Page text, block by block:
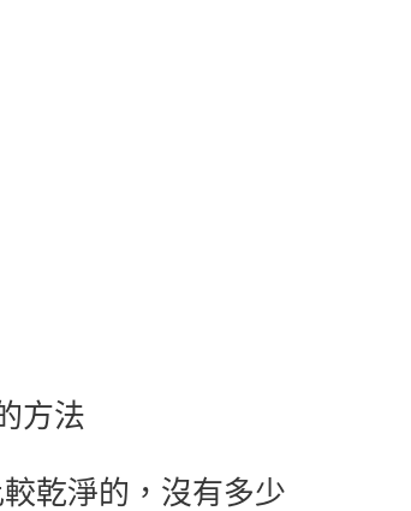
方法
乾淨的，沒有多少